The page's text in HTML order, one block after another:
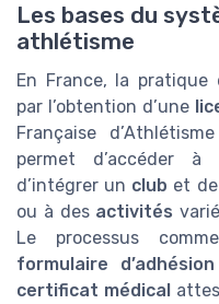
Les bases du
athlétisme
En France, la pratique
par l’obtention d’une
Française
permet d’accéder
d’intégrer un club et
ou à des activités
Le processus
formulaire d’adhésion
certificat médical